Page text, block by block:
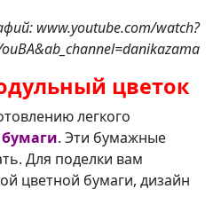
www.youtube.com/watch?
цветок
легкого
. Эти бумажные
Для поделки вам
цветной бумаги, дизайн